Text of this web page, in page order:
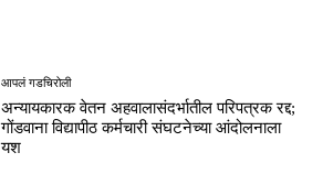
आपलं गडचिरोली
अन्यायकारक वेतन अहवालासंदर्भातील परिपत्रक रद्द;
गोंडवाना विद्यापीठ कर्मचारी संघटनेच्या आंदोलनाला
यश